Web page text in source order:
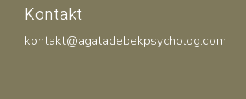
Kontakt
kontakt@agatadebekpsycholog.com